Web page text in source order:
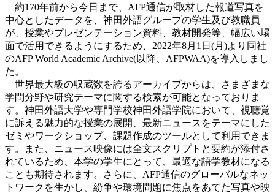
約170年前から今日まで、AFP通信が取材した報道写真を
中心としたデータを、神田外語グループの学生及び教職員
が、授業やプレゼンテーション資料、教材開発等、幅広い場
面で活用できるようにするため、2022年8月1日(月)より同社
のAFP World Academic Archive(以降、AFPWAA)を導入しまし
た。
世界最大級の収蔵数を誇るアーカイブからは、さまざまな
学問分野や研究テーマに関する検索が可能となっておりま
す。神田外語大学や専門学校神田外語学院において、視聴覚
に訴える魅力的な授業の展開、最新ニュースをテーマにした
ゼミやワークショップ、課題作成のツールとして利用できま
す。また、ニュース映像には全文スクリプトと要約が添付さ
れているため、本学の学生にとって、最適な語学教材になる
ことも期待されます。さらに、AFP通信のグローバルなネッ
トワークを生かし、紛争や環境問題に焦点をあてた写真や映